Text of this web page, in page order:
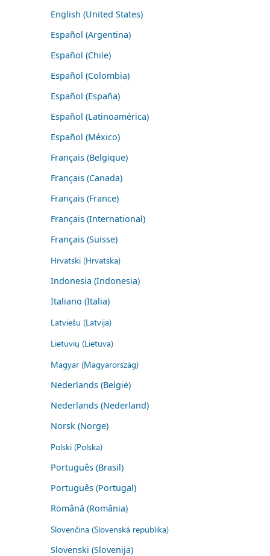
English (United States)
Español (Argentina)
Español (Chile)
Español (Colombia)
Español (España)
Español (Latinoamérica)
Español (México)
Français (Belgique)
Français (Canada)
Français (France)
Français (International)
Français (Suisse)
Hrvatski (Hrvatska)
Indonesia (Indonesia)
Italiano (Italia)
Latviešu (Latvija)
Lietuvių (Lietuva)
Magyar (Magyarország)
Nederlands (België)
Nederlands (Nederland)
Norsk (Norge)
Polski (Polska)
Português (Brasil)
Português (Portugal)
Română (România)
Slovenčina (Slovenská republika)
Slovenski (Slovenija)